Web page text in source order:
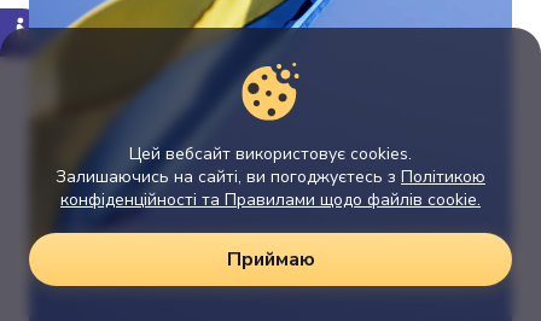
Цей вебсайт використовує cookies.
Залишаючись на сайті, ви погоджуєтесь з Політикою
конфіденційності та Правилами щодо файлів cookie.
Приймаю